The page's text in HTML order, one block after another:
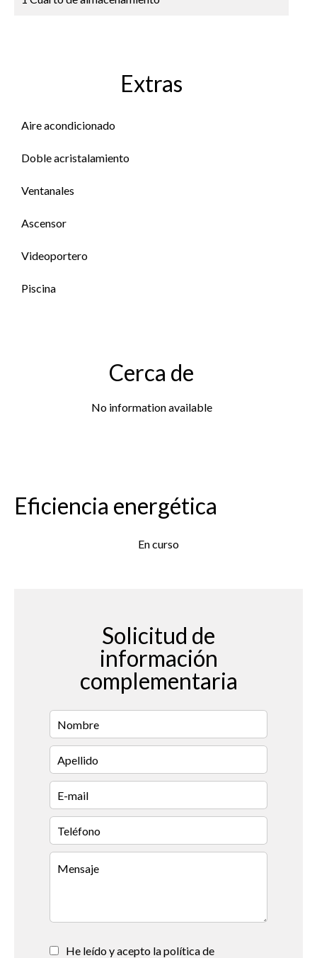
Extras
Aire acondicionado
Doble acristalamiento
Ventanales
Ascensor
Videoportero
Piscina
Cerca de
No information available
Eficiencia energética
En curso
Solicitud de
información
complementaria
He leído y acepto la política de